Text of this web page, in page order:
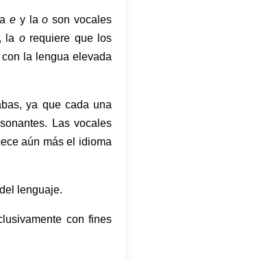
ey lao son vocales
la orequiere que los
la lengua elevada
ya que cada una
Las vocales
aún más el idioma
lenguaje.
con fines